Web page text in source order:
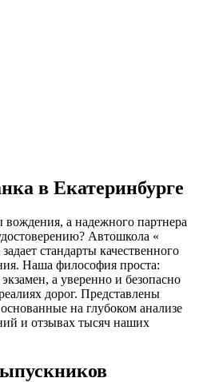
в Екатеринбурге
а надежного партнера
Автошкола «
стандарты качественного
Наша философия проста:
а уверенно и безопасно
дорог. Представлены
на глубоком анализе
и отзывах тысяч наших